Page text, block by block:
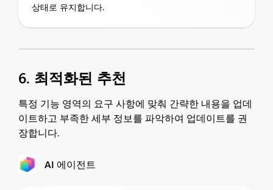
상태로 유지합니다.
6. 최적화된 추천
특정 기능 영역의 요구 사항에 맞춰 간략한 내용을 업데
이트하고 부족한 세부 정보를 파악하여 업데이트를 권
장합니다.
AI 에이전트